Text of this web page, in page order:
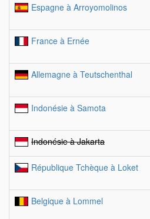
Espagne à Arroyomolinos
France à Ernée
Allemagne à Teutschenthal
Indonésie à Samota
Indonésie à Jakarta
République Tchèque à Loket
Belgique à Lommel